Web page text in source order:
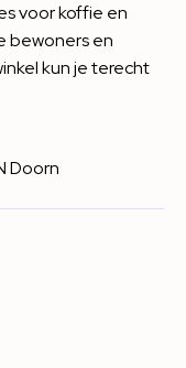
voor koffie en
bewoners en
kun je terecht
Doorn